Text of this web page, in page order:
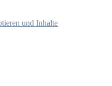
und Inhalte